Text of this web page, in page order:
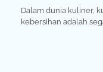
Dalam dunia kuliner,
kebersihan adalah